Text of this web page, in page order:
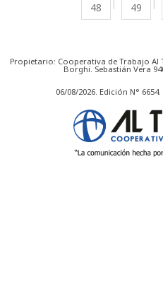
48 49
Propietario: Cooperativa de Trabajo Al
Borghi. Sebastián Vera
06/08/2026. Edición N°